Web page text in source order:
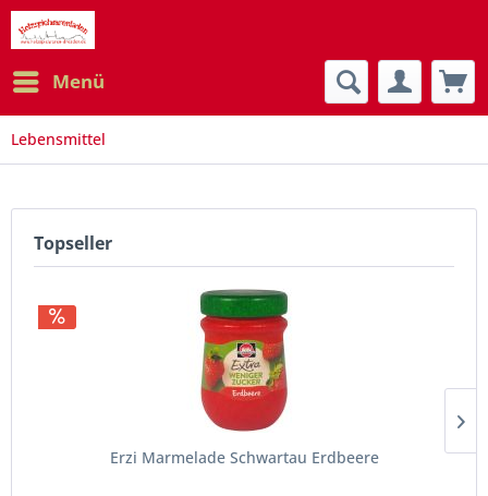
Menü
Lebensmittel
Topseller
Erzi Marmelade Schwartau Erdbeere